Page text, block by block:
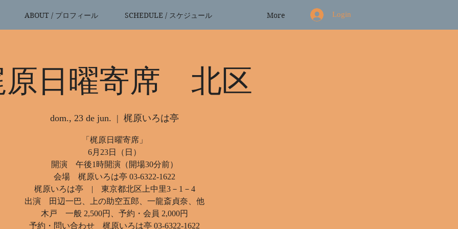
ABOUT / プロフィール SCHEDULE / スケジュール More Login
原日曜寄席 北区
dom., 23 de jun.
  |
梶原いろは亭
「梶原日曜寄席」
6月23日（日）
開演 午後1時開演（開場30分前）
会場 梶原いろは亭 03-6322-1622
梶原いろは亭 | 東京都北区上中里3－1－4
出演 田辺一巴、上の助空五郎、一龍斎貞奈、他
木戸 一般 2,500円、予約・会員 2,000円
予約・問い合わせ 梶原いろは亭 03-6322-1622